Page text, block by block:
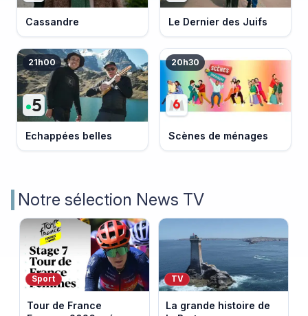
Cassandre Le Dernier des Juifs
21h00
Echappées belles
20h30
Scènes de ménages
Notre sélection News TV
Sport
Tour de France
TV
La grande histoire de